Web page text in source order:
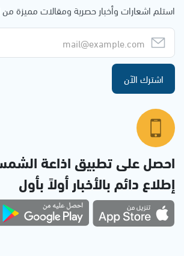
استلم اشعارات وأخبار حصرية ومقالات مميزة
اشترك الآن
احصل على تطبيق اذاعة
إطلاع دائم بالأخبار أولاً بأول